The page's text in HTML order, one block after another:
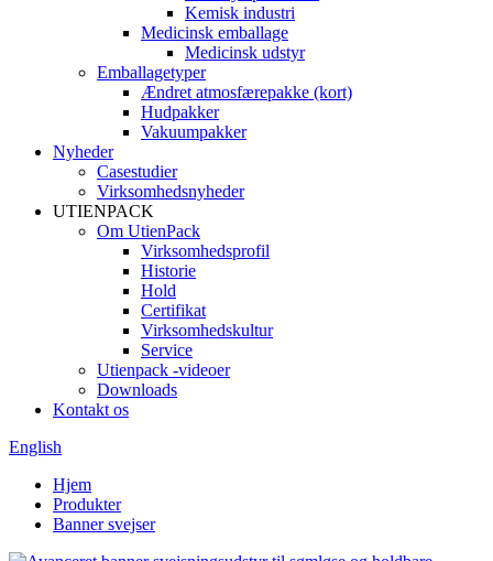
Kemisk industri
Medicinsk emballage
Medicinsk udstyr
Emballagetyper
Ændret atmosfærepakke (kort)
Hudpakker
Vakuumpakker
Nyheder
Casestudier
Virksomhedsnyheder
UTIENPACK
Om UtienPack
Virksomhedsprofil
Historie
Hold
Certifikat
Virksomhedskultur
Service
Utienpack -videoer
Downloads
Kontakt os
English
Hjem
Produkter
Banner svejser